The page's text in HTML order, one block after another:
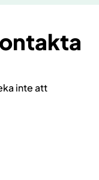
inte att